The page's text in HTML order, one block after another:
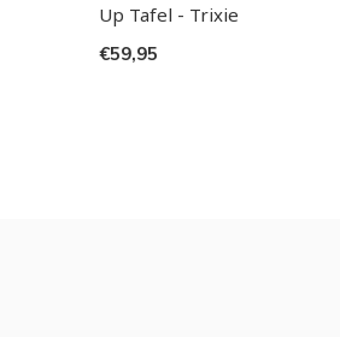
Up Tafel - Trixie
€59,95